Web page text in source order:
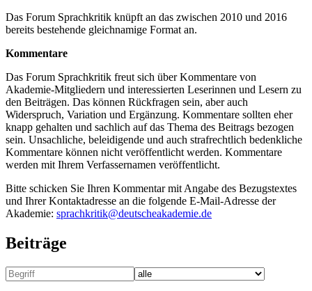
Das Forum Sprachkritik knüpft an das zwischen 2010 und 2016
bereits bestehende gleichnamige Format an.
Kommentare
Das Forum Sprachkritik freut sich über Kommentare von
Akademie-Mitgliedern und interessierten Leserinnen und Lesern zu
den Beiträgen. Das können Rückfragen sein, aber auch
Widerspruch, Variation und Ergänzung. Kommentare sollten eher
knapp gehalten und sachlich auf das Thema des Beitrags bezogen
sein. Unsachliche, beleidigende und auch strafrechtlich bedenkliche
Kommentare können nicht veröffentlicht werden. Kommentare
werden mit Ihrem Verfassernamen veröffentlicht.
Bitte schicken Sie Ihren Kommentar mit Angabe des Bezugstextes
und Ihrer Kontaktadresse an die folgende E-Mail-Adresse der
Akademie: sprachkritik@deutscheakademie.de
Beiträge